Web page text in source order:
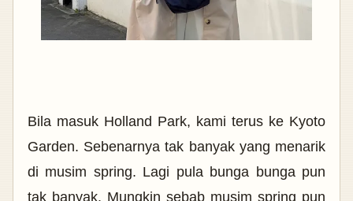
Bila masuk Holland Park, kami terus ke Kyoto
Garden. Sebenarnya tak banyak yang menarik
di musim spring. Lagi pula bunga bunga pun
tak banyak. Mungkin sebab musim spring pun